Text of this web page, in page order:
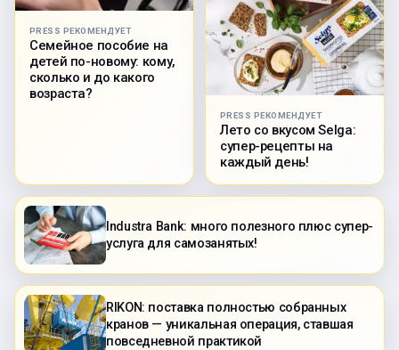
PRESS РЕКОМЕНДУЕТ
Семейное пособие на
детей по-новому: кому,
сколько и до какого
возраста?
PRESS РЕКОМЕНДУЕТ
Лето со вкусом Selga:
супер-рецепты на
каждый день!
Industra Bank: много полезного плюс супер-
услуга для самозанятых!
RIKON: поставка полностью собранных
кранов — уникальная операция, ставшая
повседневной практикой